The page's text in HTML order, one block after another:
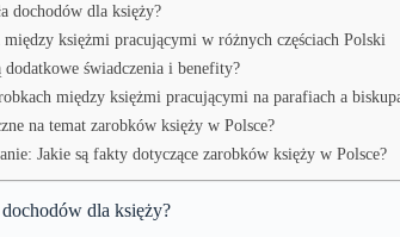
dochodów dla księży?
księżmi pracującymi w różnych częściach Polski
świadczenia i benefity?
między księżmi pracującymi na parafiach a
na temat zarobków księży w Polsce?
Jakie są fakty dotyczące zarobków księży w Polsce?
dochodów dla księży?